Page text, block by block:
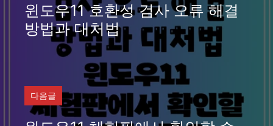
윈도우11 호환성 검사 오류 해결
방법과 대처법
다음글